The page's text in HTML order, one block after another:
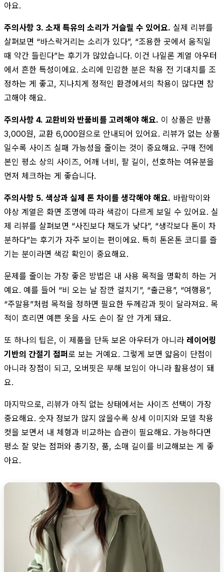
아요.
주의사항 3. 소재 특유의 소리가 거슬릴 수 있어요. 실제 리뷰를
살펴보면 “바스락거리는 소리가 있다”, “조용한 곳에서 움직일
때 약간 들린다”는 후기가 많았습니다. 이건 나일론 계열 아우터
에서 흔한 특성이에요. 소리에 민감한 분은 착용 전 기대치를 조
정하는 게 좋고, 지나치게 정적인 환경에서의 착용이 많다면 참
고해야 해요.
주의사항 4. 교환비와 반품비를 고려해야 해요. 이 상품은 반품
3,000원, 교환 6,000원으로 안내되어 있어요. 리뷰가 없는 상품
일수록 사이즈 실패 가능성을 줄이는 것이 중요해요. 구매 전에
본인 평소 상의 사이즈, 어깨 너비, 팔 길이, 선호하는 여유분을
먼저 체크하는 게 좋습니다.
주의사항 5. 색상과 실제 톤 차이를 생각해야 해요. 바람막이와
야상 계열은 화면 조명에 따라 색감이 다르게 보일 수 있어요. 실
제 리뷰를 살펴보면 “사진보다 채도가 낮다”, “생각보다 톤이 차
분하다”는 후기가 자주 보이는 편이에요. 특히 톤온톤 코디를 즐
기는 분이라면 색감 확인이 중요해요.
문제를 줄이는 가장 좋은 방법은 내 사용 목적을 명확히 하는 거
예요. 예를 들어 “비 오는 날 잠깐 걸치기”, “출근용”, “여행용”,
“주말용”처럼 목적을 정하면 필요한 두께감과 핏이 달라져요. 목
적이 흐리면 예쁜 옷을 사도 손이 잘 안 가게 돼요.
또 하나의 팁은, 이 제품을 단독 보온 아우터가 아니라 레이어링
기반의 간절기 점퍼 로 보는 거예요. 그렇게 보면 얇음이 단점이
아니라 장점이 되고, 오버핏은 부해 보임이 아니라 활용성이 돼
요.
마지막으로, 리뷰가 아직 없는 상태에서는 사이즈 선택이 가장
중요해요. 숫자 정보가 많지 않을수록 상세 이미지와 모델 착용
컷을 보면서 내 체형과 비교하는 습관이 필요해요. 가능하다면
평소 잘 맞는 점퍼와 총기장, 품, 소매 길이를 비교해보는 게 좋
아요.